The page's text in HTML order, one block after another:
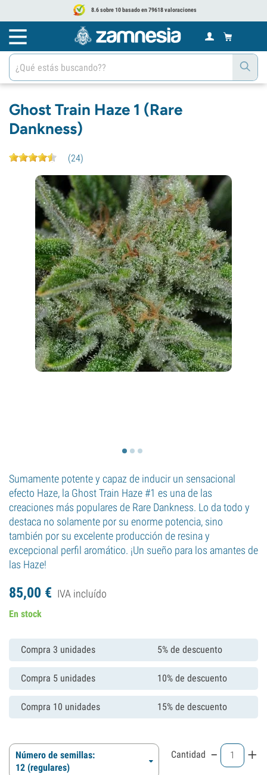
8.6 sobre 10 basado en 79618 valoraciones
Ghost Train Haze 1 (Rare
Dankness)
(24)
Sumamente potente y capaz de inducir un sensacional
efecto Haze, la Ghost Train Haze #1 es una de las
creaciones más populares de Rare Dankness. Lo da todo y
destaca no solamente por su enorme potencia, sino
también por su excelente producción de resina y
excepcional perfil aromático. ¡Un sueño para los amantes de
las Haze!
85,00 € IVA incluído
En stock
Compra 3 unidades 5% de descuento
Compra 5 unidades 10% de descuento
Compra 10 unidades 15% de descuento
Número de semillas:
12 (regulares)
Cantidad - +